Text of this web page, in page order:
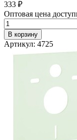
333 ₽
Оптовая цена
В корзину
Артикул: 4725